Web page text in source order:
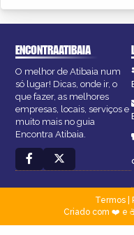
ENCONTRAATIBAIA
O melhor de Atibaia num
só lugar! Dicas, onde ir, o
que fazer, as melhores
empresas, locais, serviços e
muito mais no guia
Encontra Atibaia.
Termos|
Criado com ❤️ e